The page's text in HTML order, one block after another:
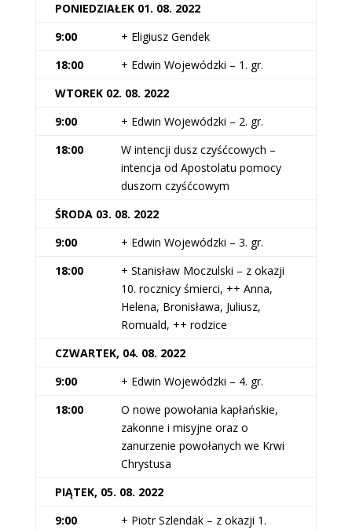
PONIEDZIAŁEK 01. 08. 2022
9:00
+ Eligiusz Gendek
18:00
+ Edwin Wojewódzki – 1. gr.
WTOREK 02. 08. 2022
9:00
+ Edwin Wojewódzki – 2. gr.
18:00
W intencji dusz czyśćcowych –
intencja od Apostolatu pomocy
duszom czyśćcowym
ŚRODA 03. 08. 2022
9:00
+ Edwin Wojewódzki – 3. gr.
18:00
+ Stanisław Moczulski – z okazji
10. rocznicy śmierci, ++ Anna,
Helena, Bronisława, Juliusz,
Romuald, ++ rodzice
CZWARTEK, 04. 08. 2022
9:00
+ Edwin Wojewódzki – 4. gr.
18:00
O nowe powołania kapłańskie,
zakonne i misyjne oraz o
zanurzenie powołanych we Krwi
Chrystusa
PIĄTEK, 05. 08. 2022
9:00
+ Piotr Szlendak – z okazji 1.